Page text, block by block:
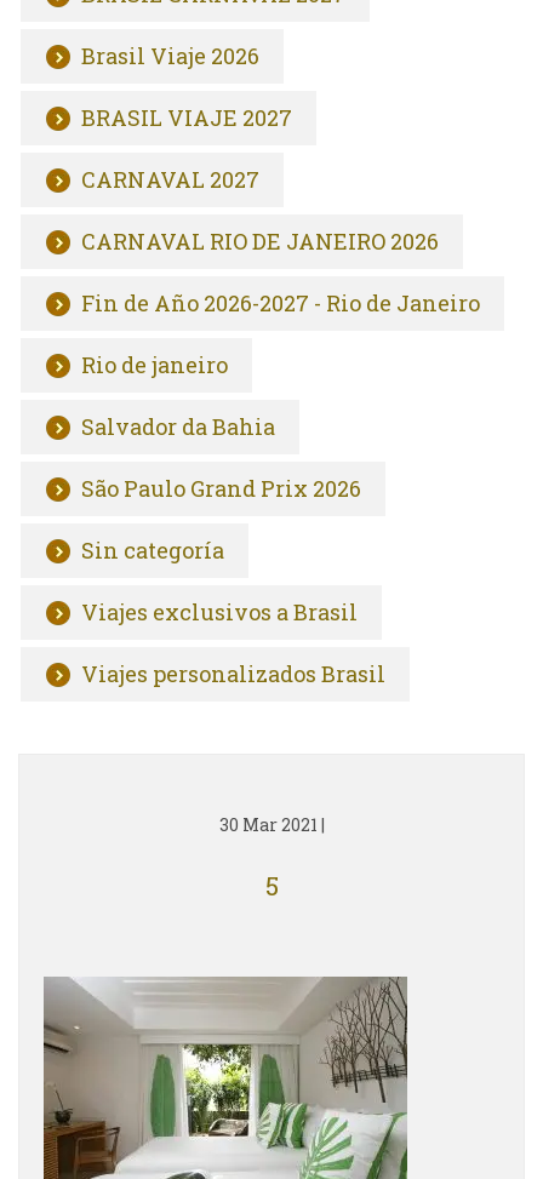
Brasil Viaje 2026
BRASIL VIAJE 2027
CARNAVAL 2027
CARNAVAL RIO DE JANEIRO 2026
Fin de Año 2026-2027 - Rio de Janeiro
Rio de janeiro
Salvador da Bahia
São Paulo Grand Prix 2026
Sin categoría
Viajes exclusivos a Brasil
Viajes personalizados Brasil
30 Mar 2021 |
5